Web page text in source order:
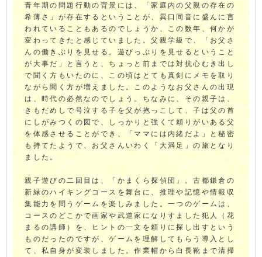
青年期の問題行動の背景には、「家庭内の父親の存在の
希薄さ」が存在するということが、異口同音に盛んに言
われていることもあるのでしょうか、この数年、何かが
変わってきたと感じていました。父親学級で、「お父さ
んの働きぶりを見せる。遊びっぷりを見せるということ
が大事だ」と言うと、ちょっと前までは対抗心むき出し
で聞く方もいたのに、この頃はとても真剣にメモを取り
ながら聞く方が増えました。このようなお父さんの出現
は、時代の必然なのでしょう。ちなみに、その親子は、
きもだめしで号泣する子を父が抱っこして、子は父の首
にしがみつくの図で、しっかりと強くて頼りがいある父
を体感させることができ、「ママには内緒だよ」と秘密
も持てたようで、お父さんいわく「大満足」の旅となり
ました。
親子遊びの二回目は、「かまくら探偵団」。古都鎌倉の
新緑のハイキングコースを舞台に、推理や記憶や情報収
集能力を問うゲームを楽しみました。一つのゲームは、
コースのどこかで画家や武道家になりすました犯人（花
まるの講師）を、ヒントの一文を頼りに探し出すという
ものだったのですが、ゲームを理解してもらう導入とし
て、私自身が変装しました。作業帽から白長靴まで清掃